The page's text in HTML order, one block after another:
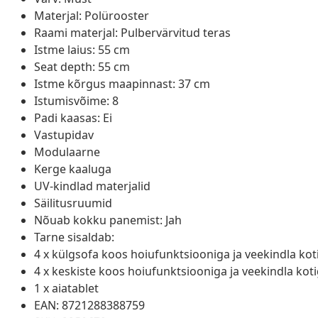
Materjal: Polürooster
Raami materjal: Pulbervärvitud teras
Istme laius: 55 cm
Seat depth: 55 cm
Istme kõrgus maapinnast: 37 cm
Istumisvõime: 8
Padi kaasas: Ei
Vastupidav
Modulaarne
Kerge kaaluga
UV-kindlad materjalid
Säilitusruumid
Nõuab kokku panemist: Jah
Tarne sisaldab:
4 x külgsofa koos hoiufunktsiooniga ja veekindla
4 x keskiste koos hoiufunktsiooniga ja veekindla
1 x aiatablet
EAN: 8721288388759